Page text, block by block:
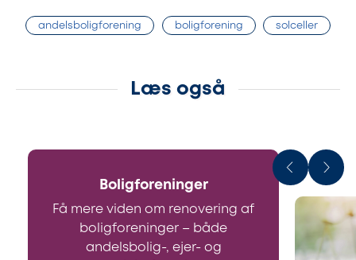
andelsboligforening boligforening solceller
Læs også
Boligforeninger
Få mere viden om renovering af
boligforeninger – både
andelsbolig-, ejer- og